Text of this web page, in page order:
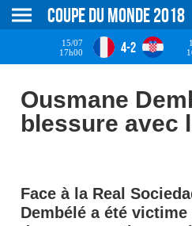
Coupe du monde 2018
15/07
17h00
4-2
Ousmane
blessure avec
Face à la Real
Dembélé a été